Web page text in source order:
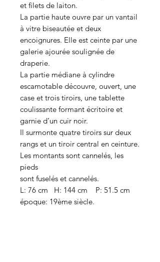
et filets de laiton.
La partie haute ouvre par un vantail
à vitre biseautée et deux
encoignures. Elle est ceinte par une
galerie ajourée soulignée de
draperie.
La partie médiane à cylindre
escamotable découvre, ouvert, une
case et trois tiroirs, une tablette
coulissante formant écritoire et
garnie d’un cuir noir.
Il surmonte quatre tiroirs sur deux
rangs et un tiroir central en ceinture.
Les montants sont cannelés, les
pieds
sont fuselés et cannelés.
L: 76 cm H: 144 cm P: 51.5 cm
époque: 19ème siècle.